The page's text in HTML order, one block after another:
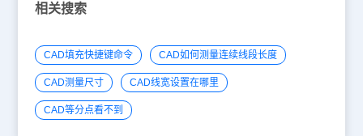
相关搜索
CAD填充快捷键命令 CAD如何测量连续线段长度
CAD测量尺寸 CAD线宽设置在哪里
CAD等分点看不到